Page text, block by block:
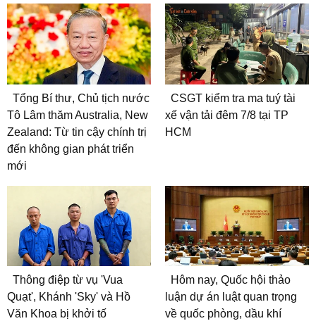
Tổng Bí thư, Chủ tịch nước
Tô Lâm thăm Australia, New
Zealand: Từ tin cậy chính trị
đến không gian phát triển
mới
CSGT kiểm tra ma tuý tài
xế vận tải đêm 7/8 tại TP
HCM
Thông điệp từ vụ 'Vua
Quạt', Khánh 'Sky' và Hồ
Văn Khoa bị khởi tố
Hôm nay, Quốc hội thảo
luận dự án luật quan trọng
về quốc phòng, dầu khí